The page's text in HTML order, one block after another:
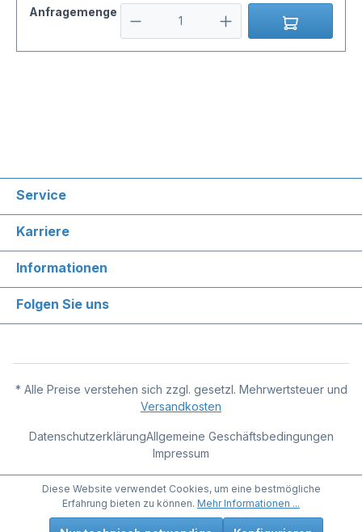
Anfragemenge
Service
Karriere
Informationen
Folgen Sie uns
* Alle Preise verstehen sich zzgl. gesetzl. Mehrwertsteuer und
Versandkosten
DatenschutzerklärungAllgemeine Geschäftsbedingungen
Impressum
Diese Website verwendet Cookies, um eine bestmögliche
Erfahrung bieten zu können. Mehr Informationen ...